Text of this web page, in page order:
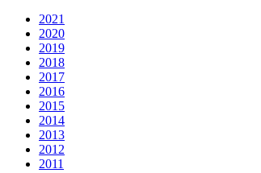
2021
2020
2019
2018
2017
2016
2015
2014
2013
2012
2011